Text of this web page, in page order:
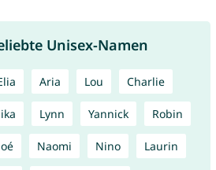
Unisex-Namen
Aria Lou Charlie
Lynn Yannick Robin
Naomi Nino Laurin